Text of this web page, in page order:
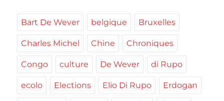
Bart De Wever belgique Bruxelles
Charles Michel Chine Chroniques
Congo culture De Wever di Rupo
ecolo Elections Elio Di Rupo Erdogan